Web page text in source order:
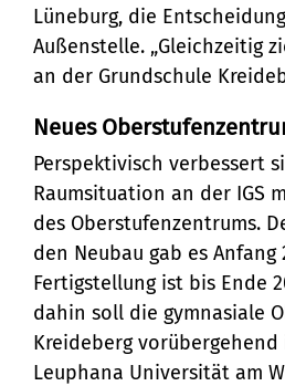
Lüneburg, die
Außenstelle. „Gleichzeitig
an der Grundschule
Neues
Perspektivisch verbessert
Raumsituation an der IGS
des Oberstufenzentrums.
den Neubau gab es Anfang
Fertigstellung ist bis Ende
dahin soll die gymnasiale
Kreideberg vorübergehend
Leuphana Universität am